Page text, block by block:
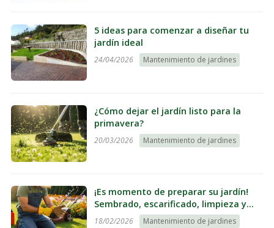
5 ideas para comenzar a diseñar tu
jardín ideal
24/04/2026 Mantenimiento de jardines
¿Cómo dejar el jardín listo para la
primavera?
20/03/2026 Mantenimiento de jardines
¡Es momento de preparar su jardín!
Sembrado, escarificado, limpieza y
todos los trabajos que debe hacer
18/02/2026 Mantenimiento de jardines